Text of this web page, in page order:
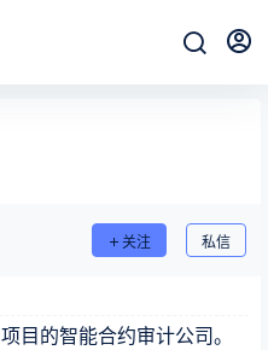
关注 私信
目的智能合约审计公司。